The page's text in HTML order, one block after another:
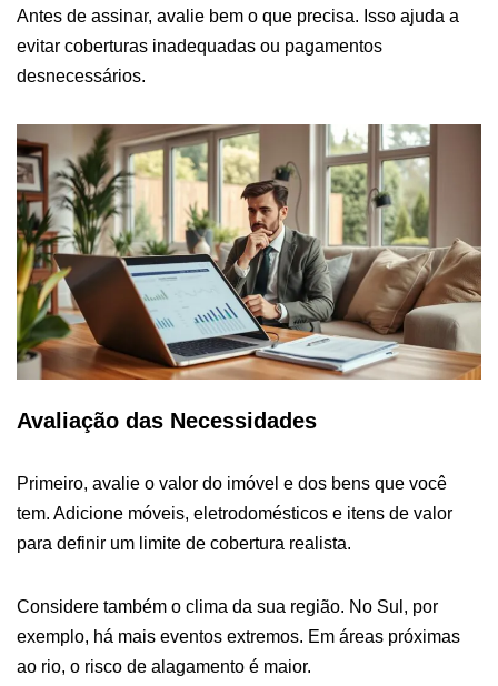
Antes de assinar, avalie bem o que precisa. Isso ajuda a
evitar coberturas inadequadas ou pagamentos
desnecessários.
Avaliação das Necessidades
Primeiro, avalie o valor do imóvel e dos bens que você
tem. Adicione móveis, eletrodomésticos e itens de valor
para definir um limite de cobertura realista.
Considere também o clima da sua região. No Sul, por
exemplo, há mais eventos extremos. Em áreas próximas
ao rio, o risco de alagamento é maior.